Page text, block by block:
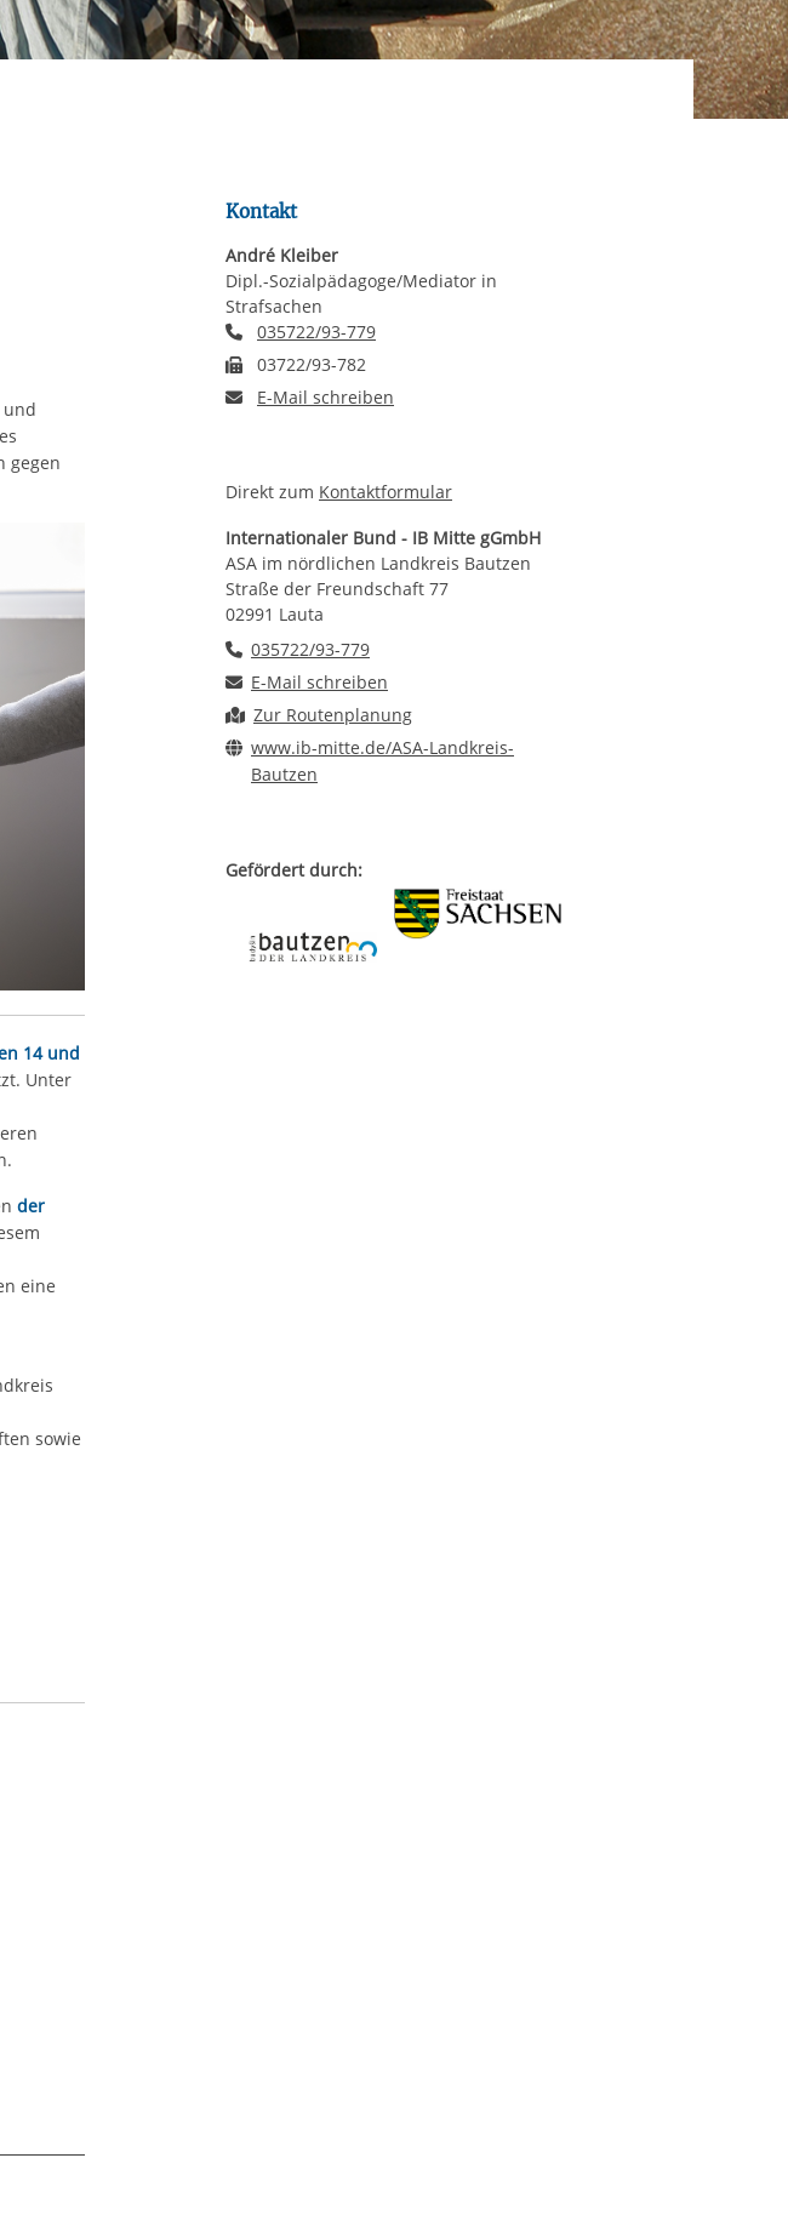
die erforderlich zur Bereitstellung
sind. Diese Cookies setzen wir
Wiedergabe starten/stoppen
und
gegen
14 und
Unter
der
eine
sowie
Kontakt
André Kleiber
Dipl.-Sozialpädagoge/Mediator in
Strafsachen
Telefonnummer
035722/93-779
Faxnummer
03722/93-782
E-Mail an André Kleiber
E-Mail schreiben
Direkt zum Kontaktformular
Internationaler Bund - IB Mitte gGmbH
ASA im nördlichen Landkreis Bautzen
Straße der Freundschaft 77
02991 Lauta
Telefonnummer
035722/93-779
E-Mail an ASA im nördlichen Landkreis Bautzen
E-Mail schreiben
Route planen
Zur Routenplanung
www.ib-mitte.de/ASA-Landkreis-
Bautzen
Gefördert durch: